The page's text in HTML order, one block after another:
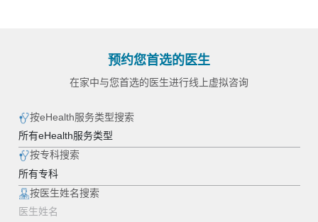
预约您首选的医生
在家中与您首选的医生进行线上虚拟咨询
按eHealth服务类型搜索
按专科搜索
按医生姓名搜索